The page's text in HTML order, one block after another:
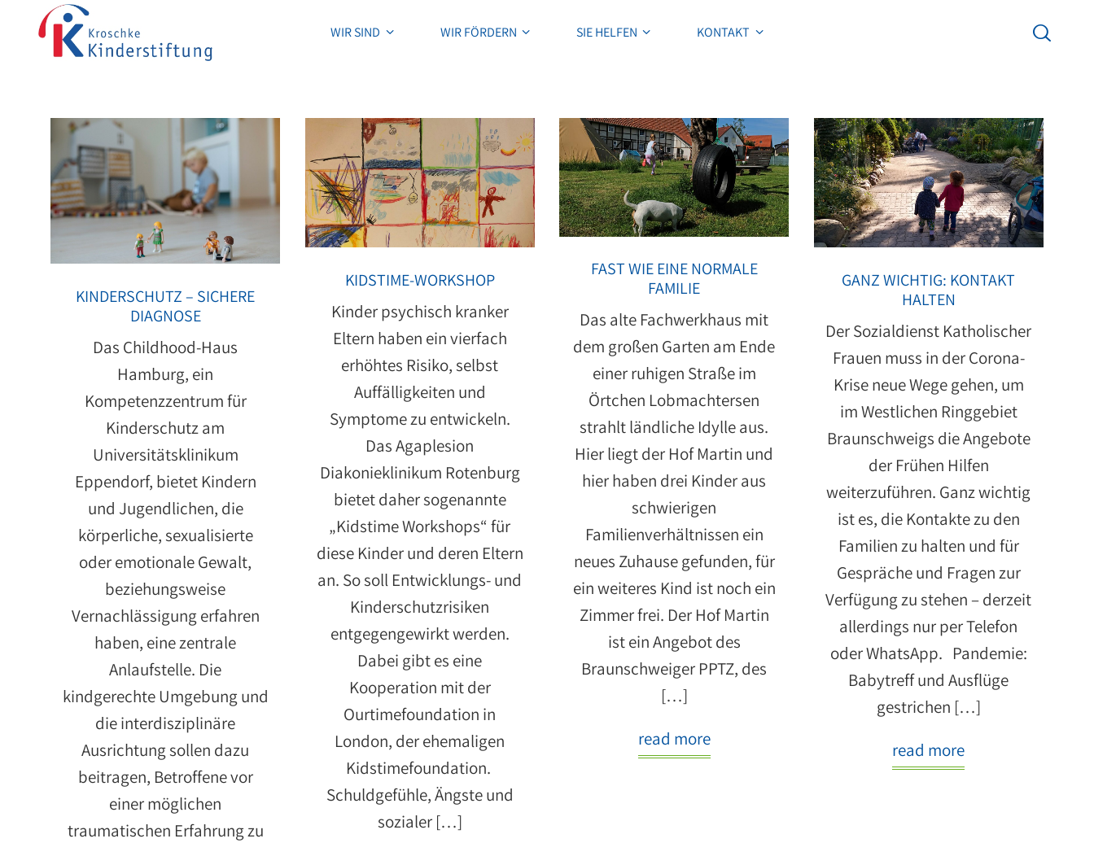
WIR SIND WIR FÖRDERN SIE HELFEN KONTAKT
WIR SIND WIR FÖRDERN SIE HELFEN KONTAKT
KINDERSCHUTZ – SICHERE
DIAGNOSE
Das Childhood-Haus
Hamburg, ein
Kompetenzzentrum für
Kinderschutz am
Universitätsklinikum
Eppendorf, bietet Kindern
und Jugendlichen, die
körperliche, sexualisierte
oder emotionale Gewalt,
beziehungsweise
Vernachlässigung erfahren
haben, eine zentrale
Anlaufstelle. Die
kindgerechte Umgebung und
die interdisziplinäre
Ausrichtung sollen dazu
beitragen, Betroffene vor
einer möglichen
traumatischen Erfahrung zu
KIDSTIME-WORKSHOP
Kinder psychisch kranker
Eltern haben ein vierfach
erhöhtes Risiko, selbst
Auffälligkeiten und
Symptome zu entwickeln.
Das Agaplesion
Diakonieklinikum Rotenburg
bietet daher sogenannte
„Kidstime Workshops“ für
diese Kinder und deren Eltern
an. So soll Entwicklungs- und
Kinderschutzrisiken
entgegengewirkt werden.
Dabei gibt es eine
Kooperation mit der
Ourtimefoundation in
London, der ehemaligen
Kidstimefoundation.
Schuldgefühle, Ängste und
sozialer […]
FAST WIE EINE NORMALE
FAMILIE
Das alte Fachwerkhaus mit
dem großen Garten am Ende
einer ruhigen Straße im
Örtchen Lobmachtersen
strahlt ländliche Idylle aus.
Hier liegt der Hof Martin und
hier haben drei Kinder aus
schwierigen
Familienverhältnissen ein
neues Zuhause gefunden, für
ein weiteres Kind ist noch ein
Zimmer frei. Der Hof Martin
ist ein Angebot des
Braunschweiger PPTZ, des
[…]
read more
GANZ WICHTIG: KONTAKT
HALTEN
Der Sozialdienst Katholischer
Frauen muss in der Corona-
Krise neue Wege gehen, um
im Westlichen Ringgebiet
Braunschweigs die Angebote
der Frühen Hilfen
weiterzuführen. Ganz wichtig
ist es, die Kontakte zu den
Familien zu halten und für
Gespräche und Fragen zur
Verfügung zu stehen – derzeit
allerdings nur per Telefon
oder WhatsApp. Pandemie:
Babytreff und Ausflüge
gestrichen […]
read more